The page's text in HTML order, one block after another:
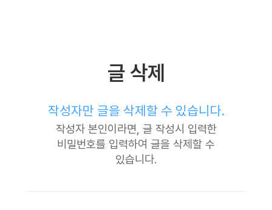
글 삭제
작성자만 글을 삭제할 수 있습니다.
작성자 본인이라면, 글 작성시 입력한
비밀번호를 입력하여 글을 삭제할 수
있습니다.